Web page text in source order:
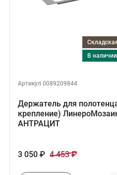
в наличии
Артикул 0089209844
Держатель для
крепление)
АНТРАЦИТ
3 050 ₽ 4 453 ₽